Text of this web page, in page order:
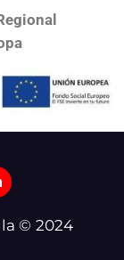
© 2024